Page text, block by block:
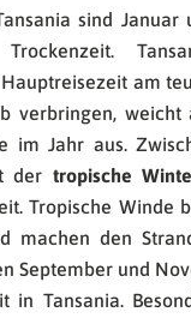
sind Januar
Trockenzeit.
am
verbringen,
im Jahr aus.
der tropische
Tropische Winde
machen den
September und
in Tansania.